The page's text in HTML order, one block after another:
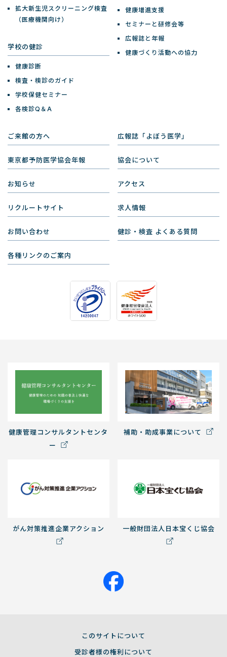
拡大新生児スクリーニング検査
（医療機関向け）
学校の健診
健康診断
検査・検診のガイド
学校保健セミナー
各検診Q＆A
健康増進支援
セミナーと研修会等
広報誌と年報
健康づくり活動への協力
ご来館の方へ 広報誌「よぼう医学」
東京都予防医学協会年報 協会について
お知らせ アクセス
リクルートサイト 求人情報
お問い合わせ 健診・検査 よくある質問
各種リンクのご案内
健康管理コンサルタントセンタ
ー
補助・助成事業について
がん対策推進企業アクション 一般財団法人日本宝くじ協会
このサイトについて
受診者様の権利について